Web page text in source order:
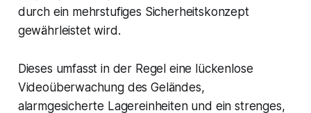
durch ein mehrstufiges Sicherheitskonzept
gewährleistet wird.
Dieses umfasst in der Regel eine lückenlose
Videoüberwachung des Geländes,
alarmgesicherte Lagereinheiten und ein strenges,